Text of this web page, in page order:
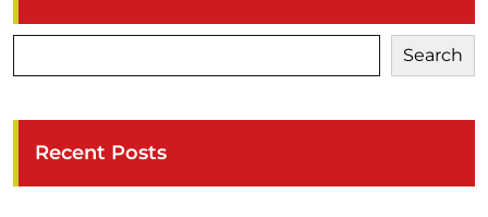
Search
Recent Posts